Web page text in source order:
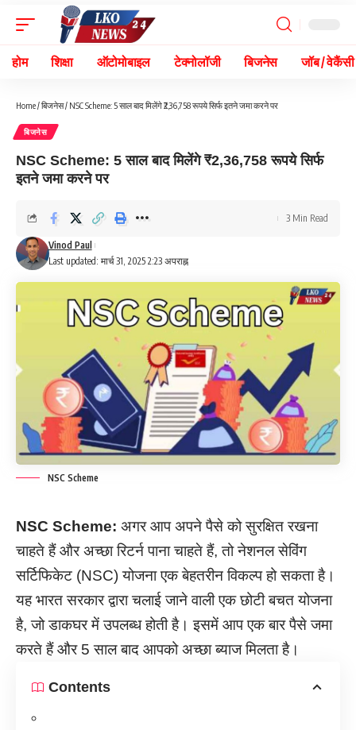
होम शिक्षा ऑटोमोबाइल टेक्नोलॉजी बिजनेस जॉब / वेकैंसी
Home/बिजनेस/ NSC Scheme: 5 साल बाद मिलेंगे ₹2,36,758 रूपये सिर्फ इतने जमा करने पर
बिजनेस
NSC Scheme: 5 साल बाद मिलेंगे ₹2,36,758 रूपये सिर्फ
इतने जमा करने पर
Last updated: मार्च 31, 2025 2:23 अपराह्न
Vinod Paul
3 Min Read
NSC Scheme
NSC Scheme: अगर आप अपने पैसे को सुरक्षित रखना
चाहते हैं और अच्छा रिटर्न पाना चाहते हैं, तो नेशनल सेविंग
सर्टिफिकेट (NSC) योजना एक बेहतरीन विकल्प हो सकता है।
यह भारत सरकार द्वारा चलाई जाने वाली एक छोटी बचत योजना
है, जो डाकघर में उपलब्ध होती है। इसमें आप एक बार पैसे जमा
करते हैं और 5 साल बाद आपको अच्छा ब्याज मिलता है।
Contents